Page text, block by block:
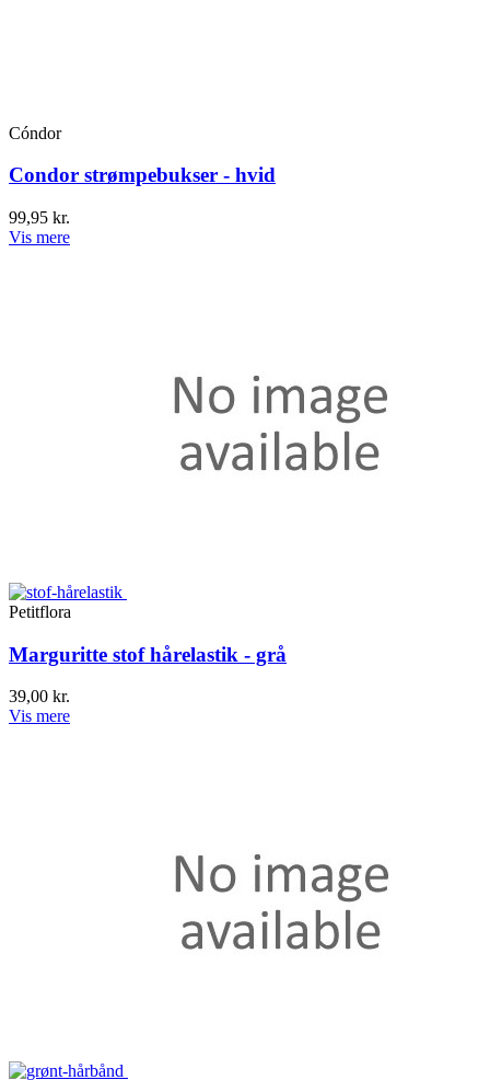
Cóndor
Condor strømpebukser - hvid
99,95 kr.
Vis mere
Petitflora
Marguritte stof hårelastik - grå
39,00 kr.
Vis mere